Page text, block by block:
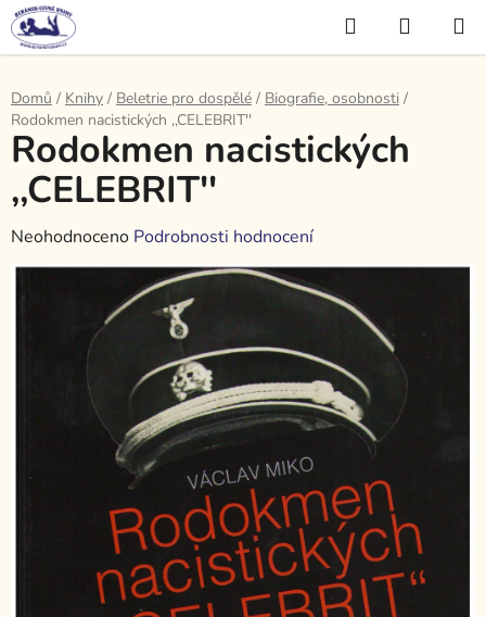
Přejít
na
obsah
Hledat
KOŠÍK
Domů / Knihy / Beletrie pro dospělé / Biografie, osobnosti /
Rodokmen nacistických ,,CELEBRIT''
Rodokmen nacistických
,,CELEBRIT''
Průměrné
hodnocení
produktu
Neohodnoceno Podrobnosti hodnocení